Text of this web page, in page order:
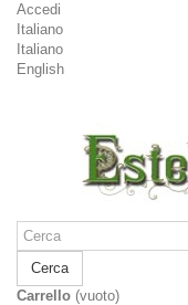
Accedi
Italiano
Italiano
English
Cerca
Carrello (vuoto)